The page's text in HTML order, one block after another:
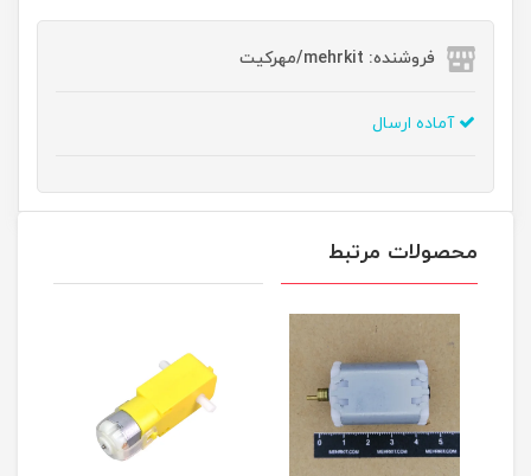
فروشنده: mehrkit/مهرکیت
آماده ارسال
محصولات مرتبط